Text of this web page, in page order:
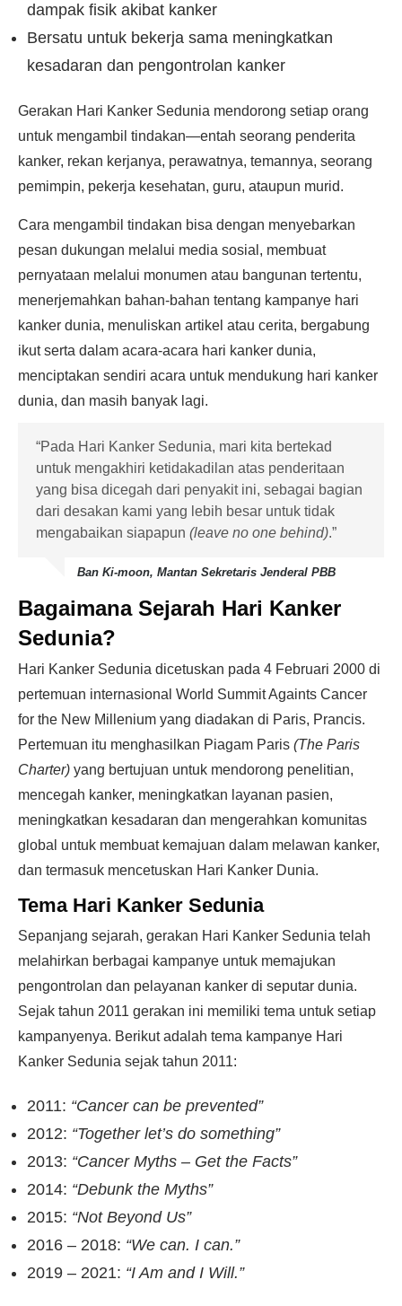
dampak fisik akibat kanker
Bersatu untuk bekerja sama meningkatkan
kesadaran dan pengontrolan kanker
Gerakan Hari Kanker Sedunia mendorong setiap orang
untuk mengambil tindakan—entah seorang penderita
kanker, rekan kerjanya, perawatnya, temannya, seorang
pemimpin, pekerja kesehatan, guru, ataupun murid.
Cara mengambil tindakan bisa dengan menyebarkan
pesan dukungan melalui media sosial, membuat
pernyataan melalui monumen atau bangunan tertentu,
menerjemahkan bahan-bahan tentang kampanye hari
kanker dunia, menuliskan artikel atau cerita, bergabung
ikut serta dalam acara-acara hari kanker dunia,
menciptakan sendiri acara untuk mendukung hari kanker
dunia, dan masih banyak lagi.
“Pada Hari Kanker Sedunia, mari kita bertekad
untuk mengakhiri ketidakadilan atas penderitaan
yang bisa dicegah dari penyakit ini, sebagai bagian
dari desakan kami yang lebih besar untuk tidak
mengabaikan siapapun (leave no one behind).”
Ban Ki-moon, Mantan Sekretaris Jenderal PBB
Bagaimana Sejarah Hari Kanker
Sedunia?
Hari Kanker Sedunia dicetuskan pada 4 Februari 2000 di
pertemuan internasional World Summit Againts Cancer
for the New Millenium yang diadakan di Paris, Prancis.
Pertemuan itu menghasilkan Piagam Paris (The Paris
Charter) yang bertujuan untuk mendorong penelitian,
mencegah kanker, meningkatkan layanan pasien,
meningkatkan kesadaran dan mengerahkan komunitas
global untuk membuat kemajuan dalam melawan kanker,
dan termasuk mencetuskan Hari Kanker Dunia.
Tema Hari Kanker Sedunia
Sepanjang sejarah, gerakan Hari Kanker Sedunia telah
melahirkan berbagai kampanye untuk memajukan
pengontrolan dan pelayanan kanker di seputar dunia.
Sejak tahun 2011 gerakan ini memiliki tema untuk setiap
kampanyenya. Berikut adalah tema kampanye Hari
Kanker Sedunia sejak tahun 2011:
2011: “Cancer can be prevented”
2012: “Together let’s do something”
2013: “Cancer Myths – Get the Facts”
2014: “Debunk the Myths”
2015: “Not Beyond Us”
2016 – 2018: “We can. I can.”
2019 – 2021: “I Am and I Will.”